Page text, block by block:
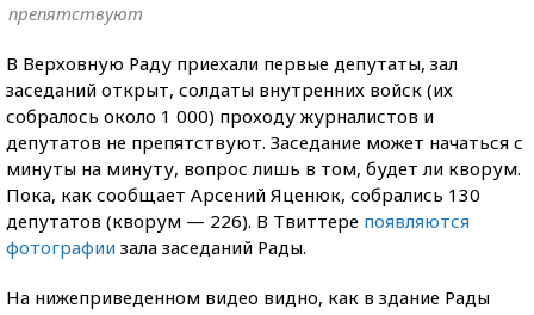
препятствуют
В Верховную Раду приехали первые депутаты, зал
заседаний открыт, солдаты внутренних войск (их
собралось около 1 000) проходу журналистов и
депутатов не препятствуют. Заседание может начаться с
минуты на минуту, вопрос лишь в том, будет ли кворум.
Пока, как сообщает Арсений Яценюк, собрались 130
депутатов (кворум — 226). В Твиттере появляются
фотографии зала заседаний Рады.
На нижеприведенном видео видно, как в здание Рады